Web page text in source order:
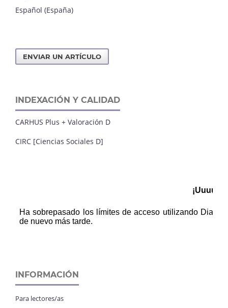
Español (España)
ENVIAR UN ARTÍCULO
INDEXACIÓN Y CALIDAD
CARHUS Plus + Valoración D
CIRC [Ciencias Sociales D]
INFORMACIÓN
Para lectores/as